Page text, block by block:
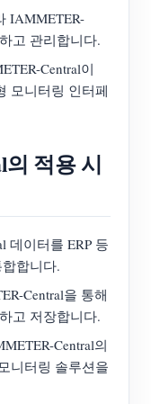
IAMMETER-
고 관리합니다.
Central이
모니터링 인터페
적용 시
데이터를 ERP 등
합니다.
Central을 통해
고 저장합니다.
Central의
니터링 솔루션을